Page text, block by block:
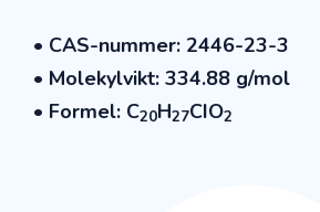
• CAS-nummer: 2446-23-3
• Molekylvikt: 334.88 g/mol
• Formel: C20H27CIO2